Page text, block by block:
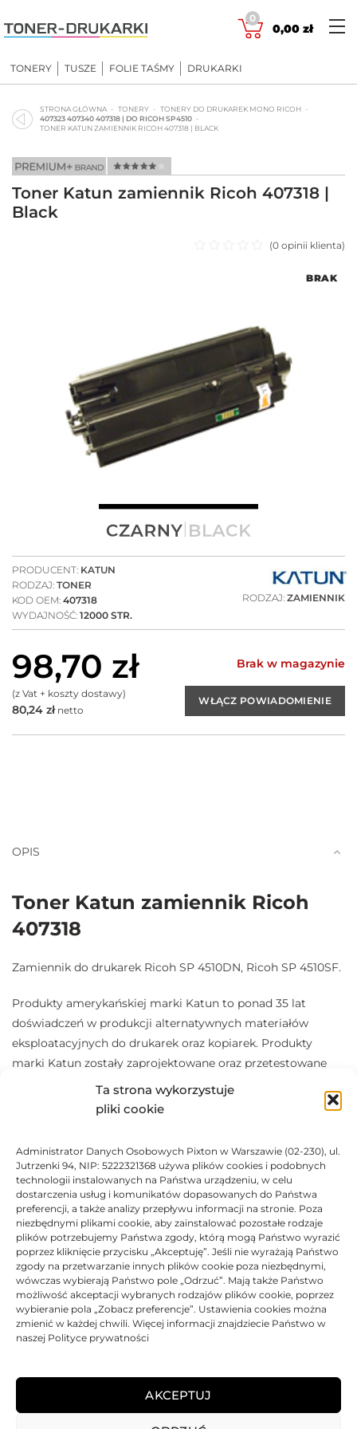
Ta strona wykorzystuje
pliki cookie
Administrator Danych Osobowych Pixton w Warszawie (02-230), ul.
Jutrzenki 94, NIP: 5222321368 używa plików cookies i podobnych
technologii instalowanych na Państwa urządzeniu, w celu
dostarczenia usług i komunikatów dopasowanych do Państwa
preferencji, a także analizy przepływu informacji na stronie. Poza
niezbędnymi plikami cookie, aby zainstalować pozostałe rodzaje
plików potrzebujemy Państwa zgody, którą mogą Państwo wyrazić
poprzez kliknięcie przycisku „Akceptuję”. Jeśli nie wyrażają Państwo
zgody na przetwarzanie innych plików cookie poza niezbędnymi,
wówczas wybierają Państwo pole „Odrzuć”. Mają także Państwo
możliwość akceptacji wybranych rodzajów plików cookie, poprzez
wybieranie pola „Zobacz preferencje”. Ustawienia cookies można
zmienić w każdej chwili. Więcej informacji znajdziecie Państwo w
naszej Polityce prywatności
AKCEPTUJ
to
content
0
0,00 zł
TONERY TUSZE FOLIE TAŚMY DRUKARKI
STRONA GŁÓWNA TONERY
TONERY DO DRUKAREK MONO RICOH
407323 407340 407318 | DO RICOH SP4510
TONER KATUN ZAMIENNIK RICOH 407318 | BLACK
Toner Katun zamiennik Ricoh 407318 |
Black
(0 opinii klienta)
BRAK
PRODUCENT: KATUN
RODZAJ: TONER
KOD OEM: 407318
WYDAJNOŚĆ: 12000 STR.
RODZAJ: ZAMIENNIK
98,70 zł
(z Vat + koszty dostawy)
80,24 złnetto
Brak w magazynie
OPIS
Toner Katun zamiennik Ricoh
407318
Zamiennik do drukarek Ricoh SP 4510DN, Ricoh SP 4510SF.
Produkty amerykańskiej marki Katun to ponad 35 lat
doświadczeń w produkcji alternatywnych materiałów
eksploatacyjnych do drukarek oraz kopiarek. Produkty
marki Katun zostały zaprojektowane oraz przetestowane
pod względem jakości oraz wydajności. Dzięki
zastosowaniu najlepszych materiałów oraz najnowszej
Wszystkie zamienniki marki Katun zapakowane są w
pudełka, chroniące przed wszelkimi zanieczyszczeniami
oraz uszkodzeniami.
DANE TECHNICZNE
KOMPATYBILNOŚĆ
PRODUKTY POWIĄZANE
KOSZTY DOSTAWY